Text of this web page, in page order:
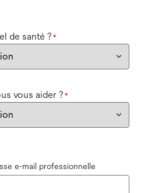
de santé ? *
vous aider ? *
e-mail professionnelle